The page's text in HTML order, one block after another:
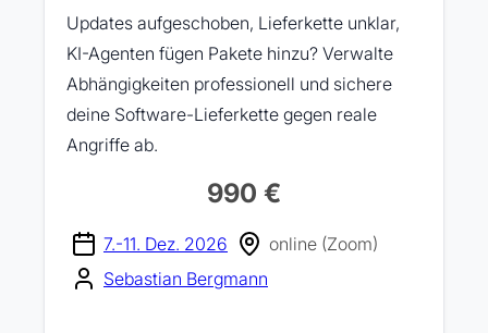
Updates aufgeschoben, Lieferkette unklar,
KI-Agenten fügen Pakete hinzu? Verwalte
Abhängigkeiten professionell und sichere
deine Software-Lieferkette gegen reale
Angriffe ab.
990 €
7.-11. Dez. 2026
online (Zoom)
Sebastian Bergmann